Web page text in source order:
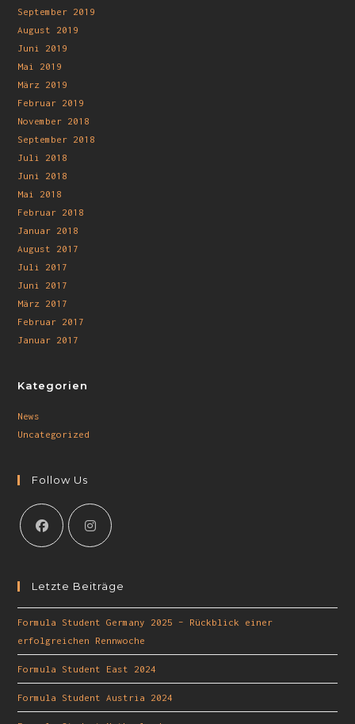
September 2019
August 2019
Juni 2019
Mai 2019
März 2019
Februar 2019
November 2018
September 2018
Juli 2018
Juni 2018
Mai 2018
Februar 2018
Januar 2018
August 2017
Juli 2017
Juni 2017
März 2017
Februar 2017
Januar 2017
Kategorien
News
Uncategorized
Follow Us
Letzte Beiträge
Formula Student Germany 2025 – Rückblick einer
erfolgreichen Rennwoche
Formula Student East 2024
Formula Student Austria 2024